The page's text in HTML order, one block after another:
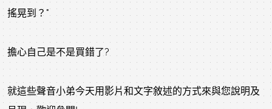
搖晃到？"
擔心自己是不是買錯了?
就這些聲音小弟今天用影片和文字敘述的方式來與您說明及